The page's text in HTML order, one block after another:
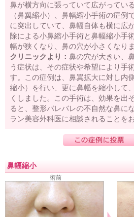
鼻が横方向に張っていて広がってい
（鼻翼縮小）、鼻幅縮小手術の症例
に突出していて、鼻幅自体も横に広
除による小鼻縮小手術と鼻幅縮小手
幅が狭くなり、鼻の穴が小さくなりま
クリニックより： 鼻の穴が大きい、
う症状は、その症状や希望により手
す。この症例は、鼻翼拡大に対し内
縮小）を行い、更に鼻幅を縮小して
くしました。この手術は、効果を出
ると、整形バレバレの不自然な鼻に
ラン美容外科医に相談されることを
鼻幅縮小
術前